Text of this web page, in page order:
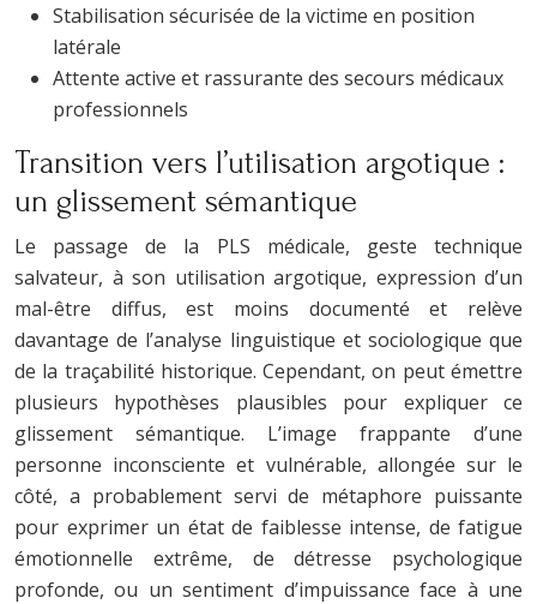
Stabilisation sécurisée de la victime en position
latérale
Attente active et rassurante des secours médicaux
professionnels
Transition vers l’utilisation argotique :
un glissement sémantique
Le passage de la PLS médicale, geste technique
salvateur, à son utilisation argotique, expression d’un
mal-être diffus, est moins documenté et relève
davantage de l’analyse linguistique et sociologique que
de la traçabilité historique. Cependant, on peut émettre
plusieurs hypothèses plausibles pour expliquer ce
glissement sémantique. L’image frappante d’une
personne inconsciente et vulnérable, allongée sur le
côté, a probablement servi de métaphore puissante
pour exprimer un état de faiblesse intense, de fatigue
émotionnelle extrême, de détresse psychologique
profonde, ou un sentiment d’impuissance face à une